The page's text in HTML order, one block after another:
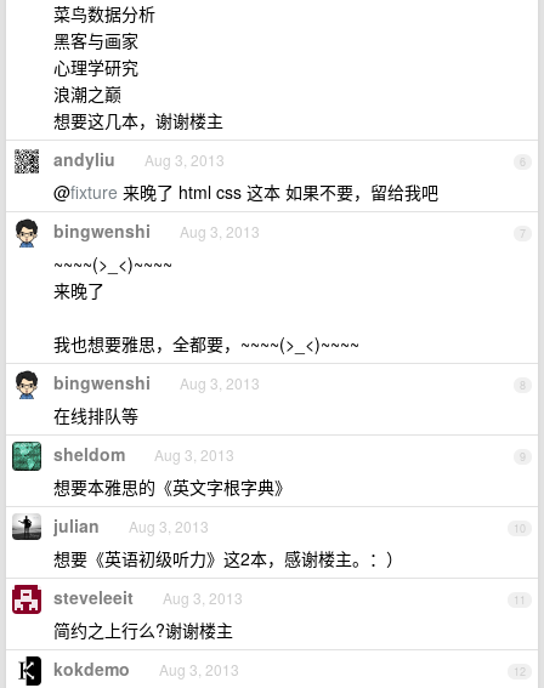
菜鸟数据分析
黑客与画家
心理学研究
浪潮之巅
想要这几本，谢谢楼主
6
andyliu Aug 3, 2013
@fixture 来晚了 html css 这本 如果不要，留给我吧
7
bingwenshi Aug 3, 2013
~~~~(>_<)~~~~
来晚了
我也想要雅思，全都要，~~~~(>_<)~~~~
8
bingwenshi Aug 3, 2013
在线排队等
9
sheldom Aug 3, 2013
想要本雅思的《英文字根字典》
10
julian Aug 3, 2013
想要《英语初级听力》这2本，感谢楼主。：）
11
steveleeit Aug 3, 2013
简约之上行么?谢谢楼主
12
kokdemo Aug 3, 2013